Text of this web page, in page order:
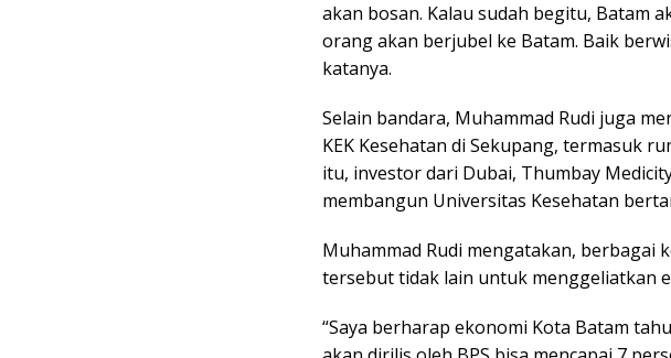
akan bosan. Kalau sudah begitu, Batam
orang akan berjubel ke Batam. Baik
katanya.
Selain bandara, Muhammad Rudi juga
KEK Kesehatan di Sekupang, termasuk
itu, investor dari Dubai, Thumbay
membangun Universitas Kesehatan
Muhammad Rudi mengatakan, berbagai
tersebut tidak lain untuk menggeliatkan
“Saya berharap ekonomi Kota Batam